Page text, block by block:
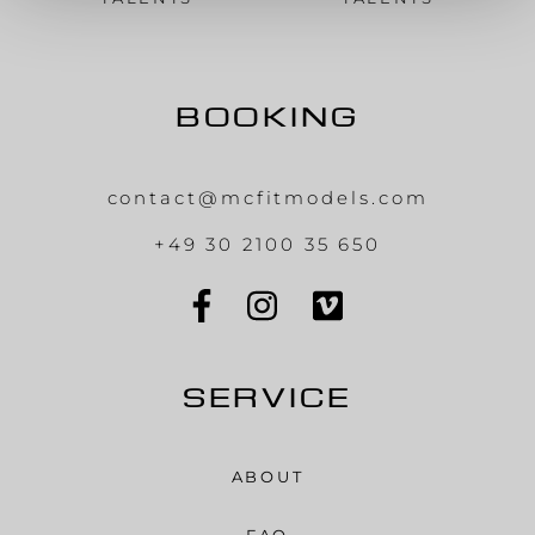
BOOKING
contact@mcfitmodels.com
+49 30 2100 35 650
SERVICE
ABOUT